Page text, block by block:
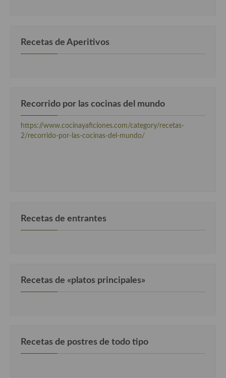
Recetas de Aperitivos
Recorrido por las cocinas del mundo
https://www.cocinayaficiones.com/category/recetas-
2/recorrido-por-las-cocinas-del-mundo/
Recetas de entrantes
Recetas de «platos principales»
Recetas de postres de todo tipo